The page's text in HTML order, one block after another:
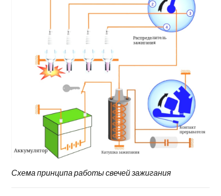
Схема принципа работы свечей зажигания